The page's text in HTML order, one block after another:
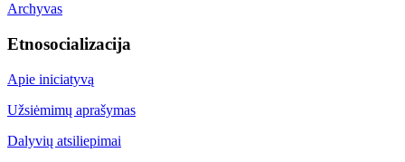
Archyvas
Etnosocializacija
Apie iniciatyvą
Užsiėmimų aprašymas
Dalyvių atsiliepimai